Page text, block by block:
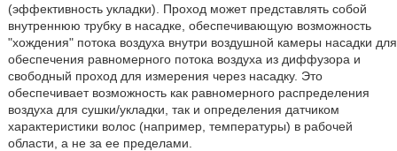
(эффективность укладки). Проход может представлять собой
внутреннюю трубку в насадке, обеспечивающую возможность
"хождения" потока воздуха внутри воздушной камеры насадки для
обеспечения равномерного потока воздуха из диффузора и
свободный проход для измерения через насадку. Это
обеспечивает возможность как равномерного распределения
воздуха для сушки/укладки, так и определения датчиком
характеристики волос (например, температуры) в рабочей
области, а не за ее пределами.